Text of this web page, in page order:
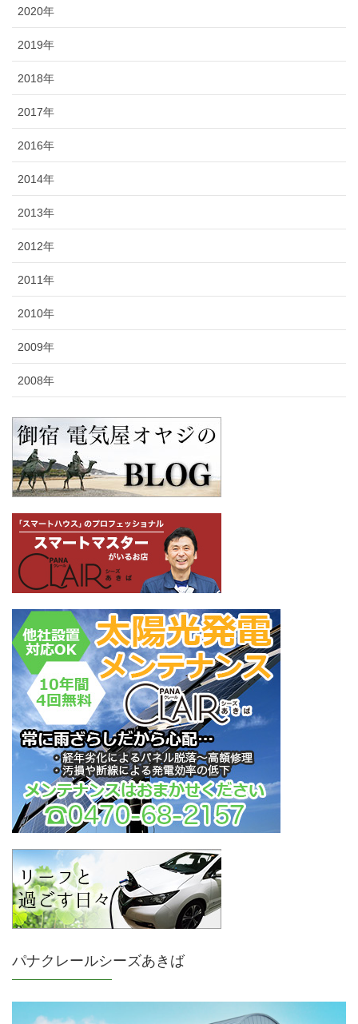
2020年
2019年
2018年
2017年
2016年
2014年
2013年
2012年
2011年
2010年
2009年
2008年
パナクレールシーズあきば